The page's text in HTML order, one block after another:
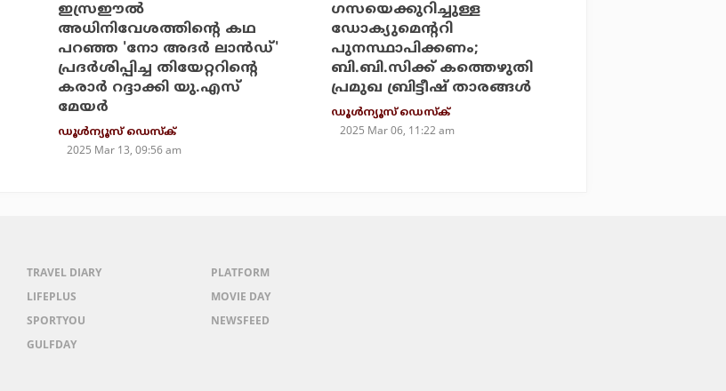
ഇസ്രഈല്‍
അധിനിവേശത്തിന്റെ കഥ
പറഞ്ഞ 'നോ അദര്‍ ലാന്‍ഡ്'
പ്രദര്‍ശിപ്പിച്ച തിയേറ്ററിന്റെ
കരാര്‍ റദ്ദാക്കി യു.എസ്
മേയര്‍
ഡൂള്‍ന്യൂസ് ഡെസ്‌ക്
2025 Mar 13, 09:56 am
ഗസയെക്കുറിച്ചുള്ള
ഡോക്യുമെന്ററി
പുനസ്ഥാപിക്കണം;
ബി.ബി.സിക്ക് കത്തെഴുതി
പ്രമുഖ ബ്രിട്ടീഷ് താരങ്ങള്‍
ഡൂള്‍ന്യൂസ് ഡെസ്‌ക്
2025 Mar 06, 11:22 am
TRAVEL DIARY
LIFEPLUS
SPORTYOU
GULFDAY
PLATFORM
MOVIE DAY
NEWSFEED